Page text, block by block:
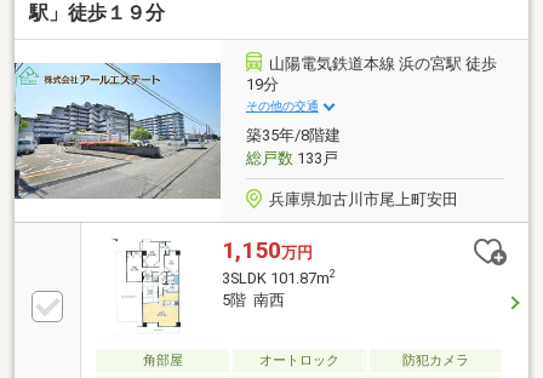
駅」徒歩１９分
山陽電気鉄道本線 浜の宮駅 徒歩
19分
その他の交通
築35年/8階建
総戸数133戸
兵庫県加古川市尾上町安田
1,150万円
3SLDK 101.87m2
5階 南西
角部屋 オートロック
防犯カメラ